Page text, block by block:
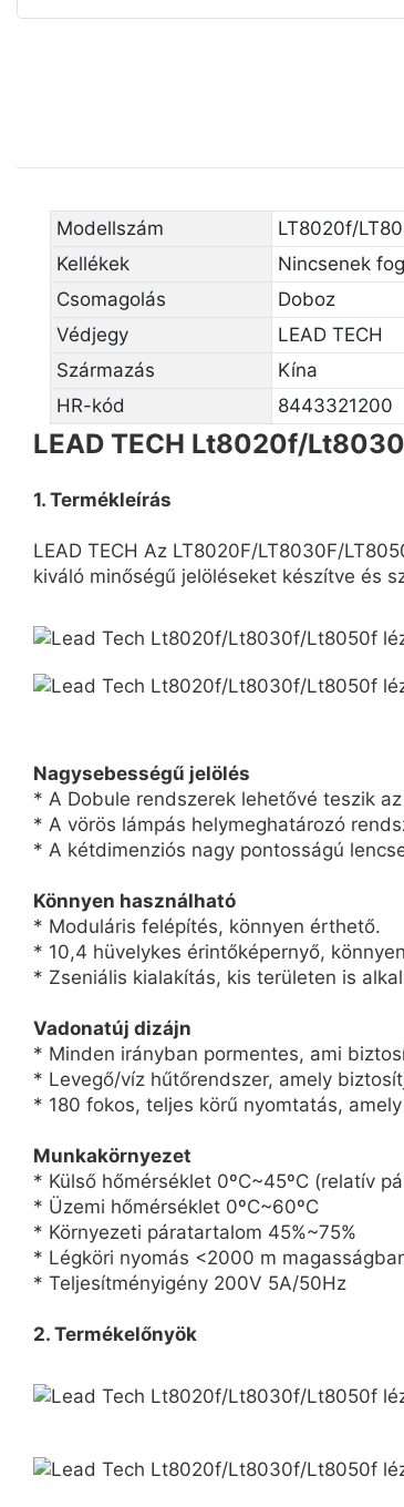
Modellszám
LT8020f/
Kellékek
Nincsenek
Csomagolás
Doboz
Védjegy
LEAD TECH
Származás
Kína
HR-kód
8443321200
LEAD TECH Lt8020f/
1. Termékleírás
LEAD TECH Az LT8020F/LT8030F/
kiváló minőségű jelöléseket készítve és
Nagysebességű jelölés
* A Dobule rendszerek lehetővé teszik
* A vörös lámpás helymeghatározó
* A kétdimenziós nagy pontosságú
Könnyen használható
* Moduláris felépítés, könnyen érthető.
* 10,4 hüvelykes érintőképernyő,
* Zseniális kialakítás, kis területen is
Vadonatúj dizájn
* Minden irányban pormentes, ami
* Levegő/víz hűtőrendszer, amely
* 180 fokos, teljes körű nyomtatás,
Munkakörnyezet
* Külső hőmérséklet 0ºC~45ºC (relatív
* Üzemi hőmérséklet 0ºC~60ºC
* Környezeti páratartalom 45%~75%
* Légköri nyomás <2000 m
* Teljesítményigény 200V 5A/50Hz
2. Termékelőnyök